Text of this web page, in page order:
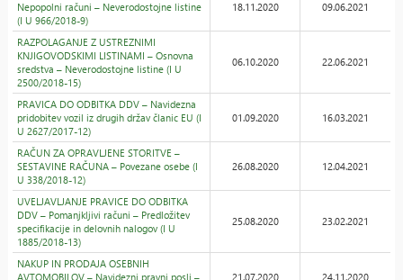
Nepopolni računi – Neverodostojne listine
(I U 966/2018-9)
18.11.2020 09.06.2021
RAZPOLAGANJE Z USTREZNIMI
KNJIGOVODSKIMI LISTINAMI – Osnovna
sredstva – Neverodostojne listine (I U
2500/2018-15)
06.10.2020 22.06.2021
PRAVICA DO ODBITKA DDV – Navidezna
pridobitev vozil iz drugih držav članic EU (I
U 2627/2017-12)
01.09.2020 16.03.2021
RAČUN ZA OPRAVLJENE STORITVE –
SESTAVINE RAČUNA – Povezane osebe (I
U 338/2018-12)
26.08.2020 12.04.2021
UVELJAVLJANJE PRAVICE DO ODBITKA
DDV – Pomanjkljivi računi – Predložitev
specifikacije in delovnih nalogov (I U
1885/2018-13)
25.08.2020 23.02.2021
NAKUP IN PRODAJA OSEBNIH
AVTOMOBILOV – Navidezni pravni posli –
21.07.2020 24.11.2020